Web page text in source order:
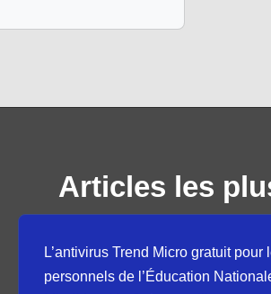
Articles les
L’antivirus Trend Micro gratuit
personnels de l’Éducation